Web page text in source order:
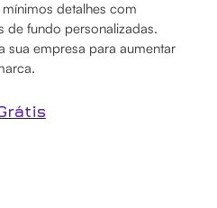
detalhes com
de fundo personalizadas.
empresa para aumentar